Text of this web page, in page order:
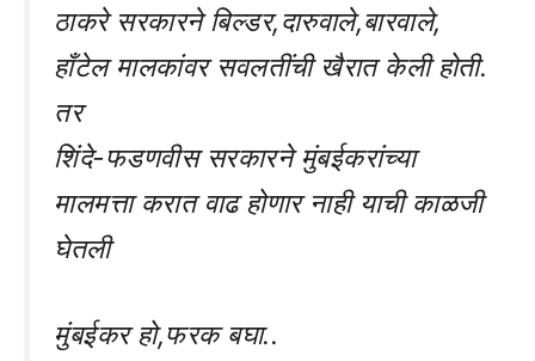
ठाकरे सरकारने बिल्डर,दारुवाले,बारवाले,
हाँटेल मालकांवर सवलतींची खैरात केली होती.
तर
शिंदे-फडणवीस सरकारने मुंबईकरांच्या
मालमत्ता करात वाढ होणार नाही याची काळजी
घेतली
मुंबईकर हो,फरक बघा..